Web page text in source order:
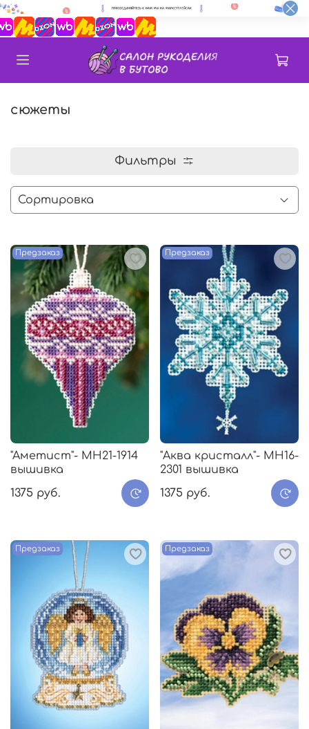
сюжеты
Фильтры
Предзаказ
"Aметист"- МH21-1914
вышивка
1375 руб.
Предзаказ
"Аква кристалл"- МH16-
2301 вышивка
1375 руб.
Предзаказ Предзаказ